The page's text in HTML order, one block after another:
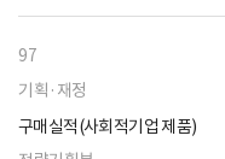
97
기획·재정
구매실적(사회적기업 제품)